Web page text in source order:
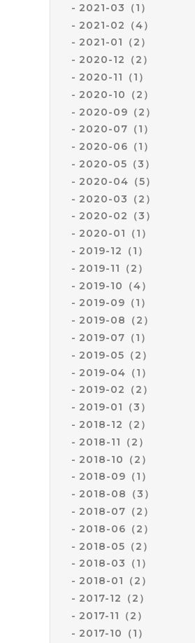
2021-03（1）
2021-02（4）
2021-01（2）
2020-12（2）
2020-11（1）
2020-10（2）
2020-09（2）
2020-07（1）
2020-06（1）
2020-05（3）
2020-04（5）
2020-03（2）
2020-02（3）
2020-01（1）
2019-12（1）
2019-11（2）
2019-10（4）
2019-09（1）
2019-08（2）
2019-07（1）
2019-05（2）
2019-04（1）
2019-02（2）
2019-01（3）
2018-12（2）
2018-11（2）
2018-10（2）
2018-09（1）
2018-08（3）
2018-07（2）
2018-06（2）
2018-05（2）
2018-03（1）
2018-01（2）
2017-12（2）
2017-11（2）
2017-10（1）